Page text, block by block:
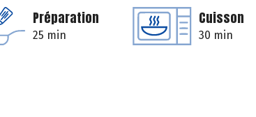
Préparation
25 min
Cuisson
30 min